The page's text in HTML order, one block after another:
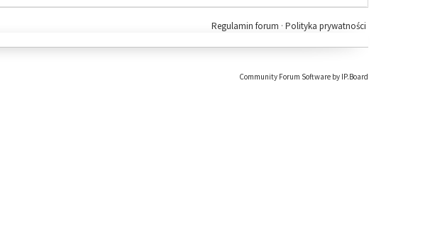
Polityka prywatności
Regulamin forum ·
Community Forum Software by IP.Board